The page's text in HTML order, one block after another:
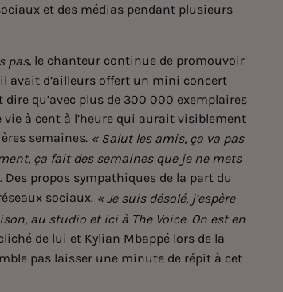
et des médias pendant plusieurs
pas, le chanteur continue de promouvoir
avait d’ailleurs offert un mini concert
dire qu’avec plus de 300 000 exemplaires
vie à cent à l’heure qui aurait visiblement
semaines. « Salut les amis, ça va pas
ça fait des semaines que je ne mets
propos sympathiques de la part du
sociaux. « Je suis désolé, j’espère
au studio et ici à The Voice. On est en
de lui et Kylian Mbappé lors de la
pas laisser une minute de répit à cet